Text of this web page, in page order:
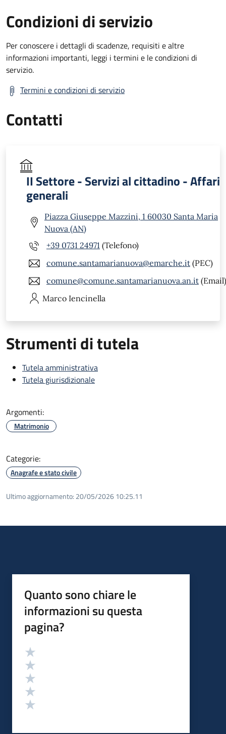
Condizioni di servizio
Per conoscere i dettagli di scadenze, requisiti e altre
informazioni importanti, leggi i termini e le condizioni di
servizio.
Termini e condizioni di servizio
Contatti
II Settore - Servizi al cittadino - Affari
generali
Piazza Giuseppe Mazzini, 1 60030 Santa Maria
Nuova (AN)
+39 0731 24971 (Telefono)
comune.santamarianuova@emarche.it (PEC)
comune@comune.santamarianuova.an.it (Email)
Marco Iencinella
Strumenti di tutela
Tutela amministrativa
Tutela giurisdizionale
Argomenti:
Matrimonio
Categorie:
Anagrafe e stato civile
Ultimo aggiornamento: 20/05/2026 10:25.11
Quanto sono chiare le
informazioni su questa
pagina?
Valutazione